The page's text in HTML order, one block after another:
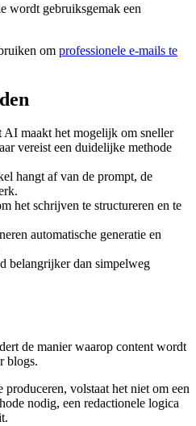
wordt gebruiksgemak een
om professionele e-mails te
AI maakt het mogelijk om sneller
vereist een duidelijke methode
hangt af van de prompt, de
het schrijven te structureren en te
automatische generatie en
belangrijker dan simpelweg
de manier waarop content wordt
blogs.
volstaat het niet om een
nodig, een redactionele logica